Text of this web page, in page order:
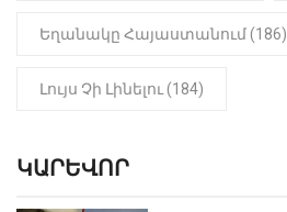
Եղանակը Հայաստանում (186)
Լույս Չի Լինելու (184)
ԿԱՐԵՎՈՐ